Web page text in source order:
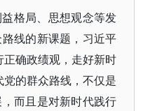
格局、思想观念等发
线的新课题，习近平
确政绩观，走好新时
的群众路线，不仅是
而且是对新时代践行